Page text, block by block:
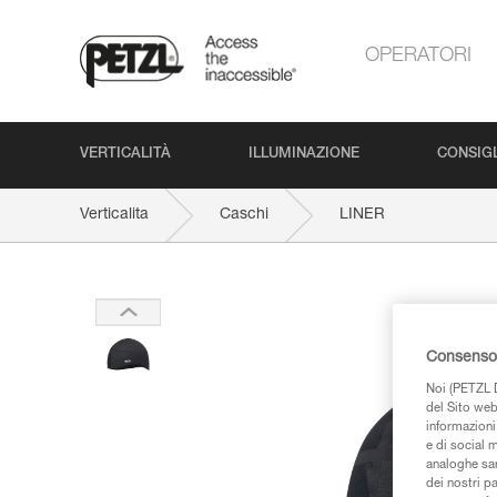
OPERATORI
VERTICALITÀ ILLUMINAZIONE
Verticalita Caschi LINER
Noi
del Sito
e di social
analoghe
dei nostri